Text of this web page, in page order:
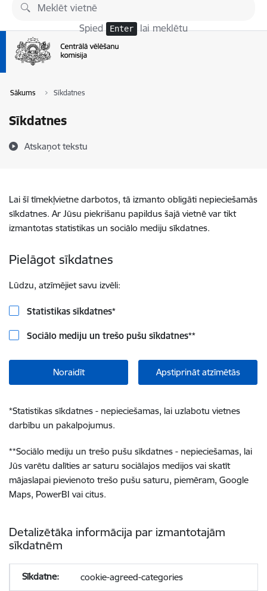
Pāriet uz lapas saturu
Spied Enter lai meklētu
Sākums Sīkdatnes
Sīkdatnes
Atskaņot tekstu
Lai šī tīmekļvietne darbotos, tā izmanto obligāti nepieciešamās
sīkdatnes. Ar Jūsu piekrišanu papildus šajā vietnē var tikt
izmantotas statistikas un sociālo mediju sīkdatnes.
Pielāgot sīkdatnes
Lūdzu, atzīmējiet savu izvēli:
Statistikas sīkdatnes*
Sociālo mediju un trešo pušu sīkdatnes**
Noraidīt Apstiprināt atzīmētās
*Statistikas sīkdatnes - nepieciešamas, lai uzlabotu vietnes
darbību un pakalpojumus.
**Sociālo mediju un trešo pušu sīkdatnes - nepieciešamas, lai
Jūs varētu dalīties ar saturu sociālajos medijos vai skatīt
mājaslapai pievienoto trešo pušu saturu, piemēram, Google
Maps, PowerBI vai citus.
Detalizētāka informācija par izmantotajām
sīkdatnēm
cookie-agreed-categories